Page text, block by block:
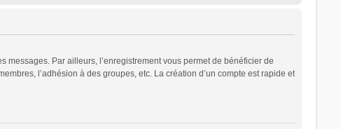
messages. Par ailleurs, l’enregistrement vous permet de bénéficier de
l’adhésion à des groupes, etc. La création d’un compte est rapide et